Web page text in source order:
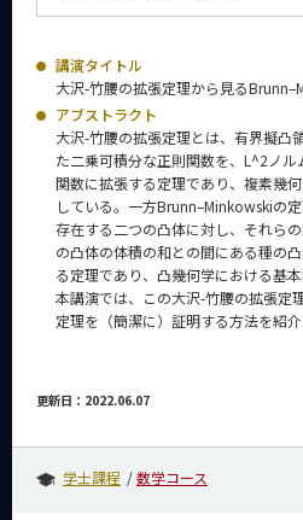
講演タイトル
大沢-竹腰の拡張定理から見る
アブストラクト
大沢-竹腰の拡張定理とは、有界擬凸
た二乗可積分な正則関数を、L^2ノ
関数に拡張する定理であり、複素幾
している。一方Brunn–Minkowskiの
存在する二つの凸体に対し、それら
の凸体の体積の和との間にある種の
る定理であり、凸幾何学における基
本講演では、この大沢-竹腰の拡張定
定理を（簡潔に）証明する方法を紹介
更新日：2022.06.07
学士課程 数学コース